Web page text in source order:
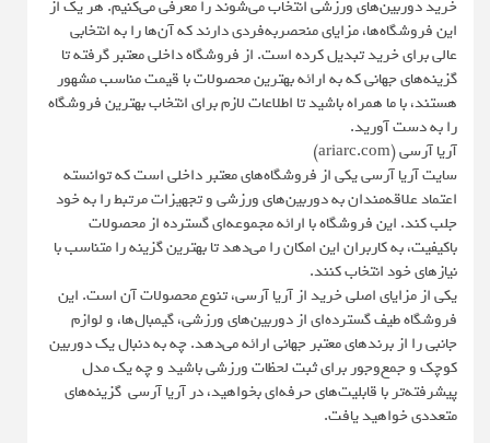
خرید دوربین‌های ورزشی انتخاب می‌شوند را معرفی می‌کنیم. هر یک از
این فروشگاه‌ها، مزایای منحصربه‌فردی دارند که آن‌ها را به انتخابی
عالی برای خرید تبدیل کرده است. از فروشگاه داخلی معتبر گرفته تا
گزینه‌های جهانی که به ارائه بهترین محصولات با قیمت مناسب مشهور
هستند، با ما همراه باشید تا اطلاعات لازم برای انتخاب بهترین فروشگاه
را به دست آورید.
آریا آرسی (ariarc.com)
سایت آریا آرسی یکی از فروشگاه‌های معتبر داخلی است که توانسته
اعتماد علاقه‌مندان به دوربین‌های ورزشی و تجهیزات مرتبط را به خود
جلب کند. این فروشگاه با ارائه مجموعه‌ای گسترده از محصولات
باکیفیت، به کاربران این امکان را می‌دهد تا بهترین گزینه را متناسب با
نیازهای خود انتخاب کنند.
یکی از مزایای اصلی خرید از آریا آرسی، تنوع محصولات آن است. این
فروشگاه طیف گسترده‌ای از دوربین‌های ورزشی، گیمبال‌ها، و لوازم
جانبی را از برندهای معتبر جهانی ارائه می‌دهد. چه به دنبال یک دوربین
کوچک و جمع‌وجور برای ثبت لحظات ورزشی باشید و چه یک مدل
پیشرفته‌تر با قابلیت‌های حرفه‌ای بخواهید، در آریا آرسی گزینه‌های
متعددی خواهید یافت.